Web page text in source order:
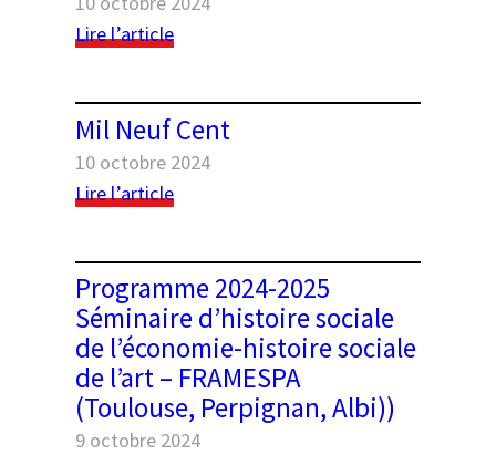
Lire l’article:
novembre
Présentation
et
débat
livre
Histinéraires.
La
fabrique
de
l’histoire
telle
Mil Neuf Cent
10 octobre 2024
Lire l’article:
Cent
Programme 2024-2025
Séminaire d’histoire sociale
de l’économie-histoire sociale
de l’art – FRAMESPA
(Toulouse, Perpignan, Albi))
9 octobre 2024